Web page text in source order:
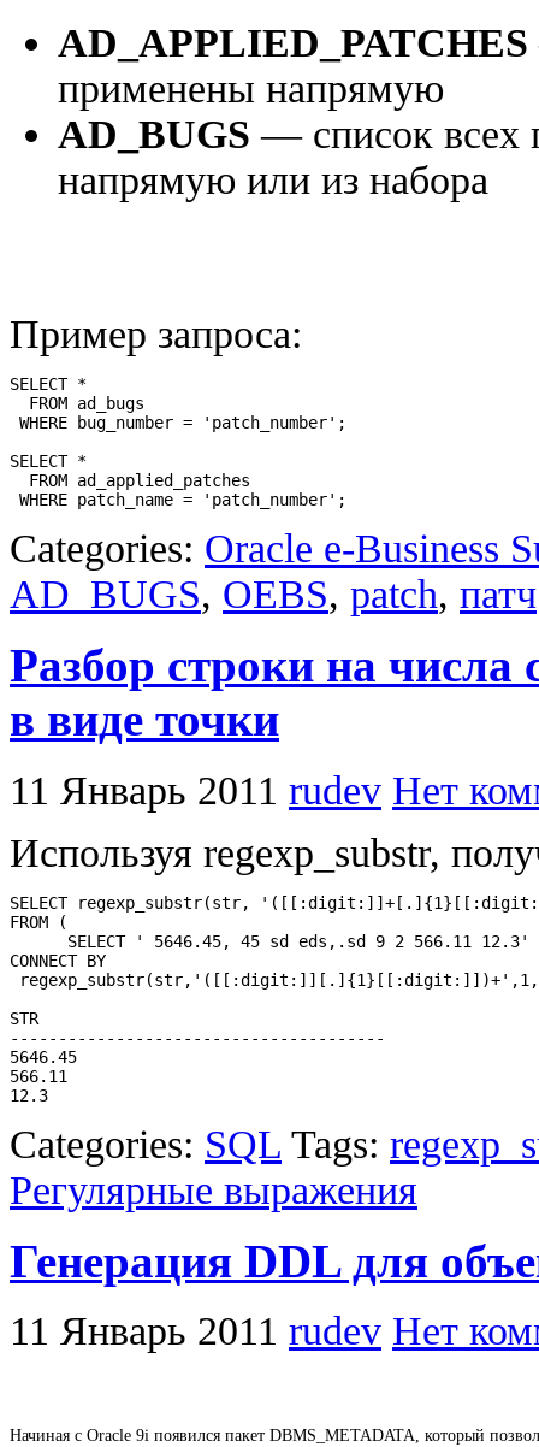
AD_APPLIED_PATCHES
применены напрямую
AD_BUGS — список всех
напрямую или из набора
Пример запроса:
SELECT *
  FROM ad_bugs
WHERE bug_number = 'patch_number';
SELECT *
  FROM ad_applied_patches
WHERE patch_name = 'patch_number';
Categories: Oracle e-Business
AD_BUGS, OEBS, patch, патч
Разбор строки на числа
в виде точки
11 Январь 2011 rudev Нет
Используя regexp_substr,
SELECT regexp_substr(str,
FROM (
SELECT ' 5646.45, 45 sd eds,.sd 9 2 566.11 12.3'
CONNECT BY
STR
---------------------------------------
5646.45
566.11
12.3
Categories: SQL Tags:
Регулярные выражения
Генерация DDL для
11 Январь 2011 rudev Нет
Начиная с Oracle 9i появился пакет DBMS_METADATA, который